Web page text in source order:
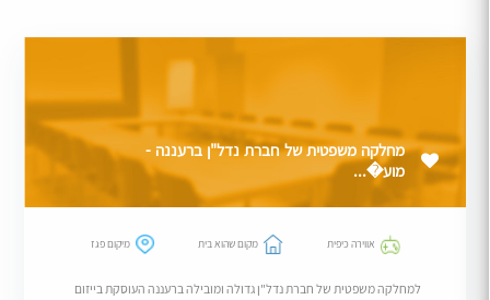
מחלקה משפטית של חברת נדל"ן ברעננה -
מוע�...
אווירה כיפית מקום שהוא בית מיקום פגז
למחלקה משפטית של חברת נדל"ן גדולה ומובילה ברעננה העוסקת בייזום